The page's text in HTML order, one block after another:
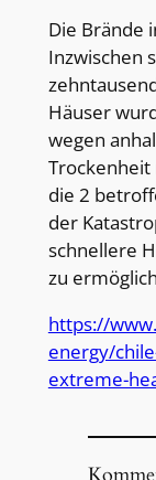
Die Brände
Inzwischen
Häuser
wegen
Trockenheit
die 2
der
schnellere
zu
https://
energy/
extreme-